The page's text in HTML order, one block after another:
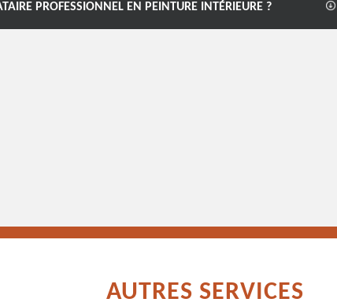
PROFESSIONNEL EN PEINTURE INTÉRIEURE ?
AUTRES SERVICES